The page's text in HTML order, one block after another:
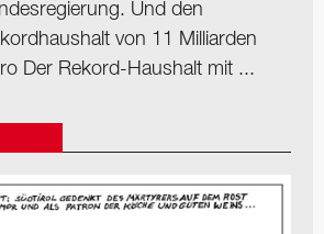
Und den
von 11 Milliarden
Der Rekord-Haushalt mit ...